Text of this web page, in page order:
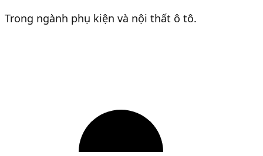
Trong ngành phụ kiện và nội thất ô tô.